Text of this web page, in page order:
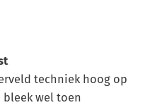
techniek hoog op
bleek wel toen